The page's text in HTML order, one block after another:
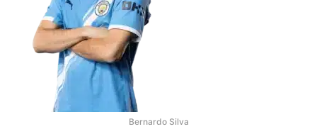
Bernardo Silva